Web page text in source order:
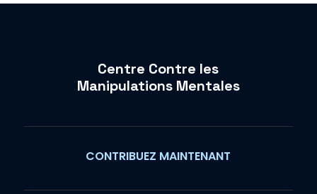
Centre Contre les
Manipulations Mentales
CONTRIBUEZ MAINTENANT